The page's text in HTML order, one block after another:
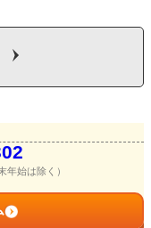
始は除く）